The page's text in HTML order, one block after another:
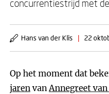
concurrentiestrijd met
Hans van der Klis | 22
Op het moment dat
jarenvanAnnegreet